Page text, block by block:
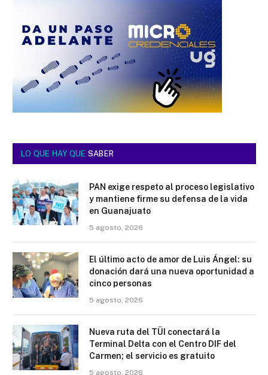
LO QUE HAY QUE SABER
PAN exige respeto al proceso legislativo
y mantiene firme su defensa de la vida
en Guanajuato
5 agosto, 2026
El último acto de amor de Luis Ángel: su
donación dará una nueva oportunidad a
cinco personas
5 agosto, 2026
Nueva ruta del TÜI conectará la
Terminal Delta con el Centro DIF del
Carmen; el servicio es gratuito
5 agosto, 2026